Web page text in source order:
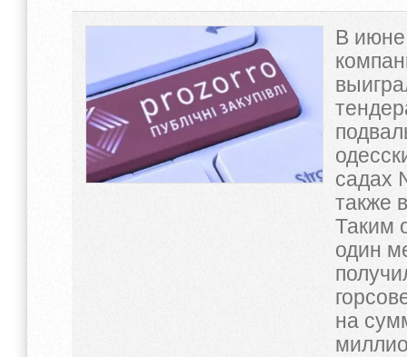
В июне
садах
также
Таким
один
на